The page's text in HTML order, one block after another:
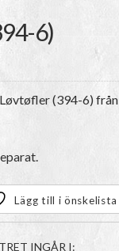
6)
Løvtøfler (394-6)från
Lägg till i önskelista
INGÅR I: